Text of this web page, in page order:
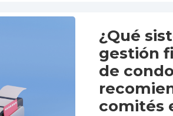
¿Qué
gestión
de
comités